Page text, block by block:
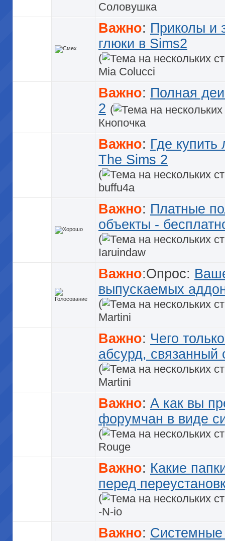
Соловушка
Важно: Приколы и
глюки в Sims2
(
Mia Colucci
Важно: Полная
2 (
Кнопочка
Важно: Где купить
The Sims 2
(
buffu4a
Важно: Платные
объекты -
(
Iaruindaw
Важно:Опрос:
выпускаемых
(
Martini
Важно: Чего
абсурд, связанный
(
Martini
Важно: А как вы
форумчан в виде
(
Rouge
Важно: Какие
перед
(
-N-io
Важно: Системные